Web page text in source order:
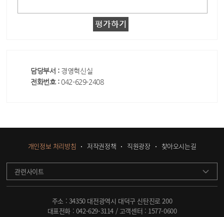
담당부서 : 경영혁신실
전화번호 : 042-629-2408
개인정보 처리방침 저작권정책 직원광장 찾아오시는길
관련사이트
주소 : 34350 대전광역시 대덕구 신탄진로 200
대표전화 : 042-629-3114 / 고객센터 : 1577-0600